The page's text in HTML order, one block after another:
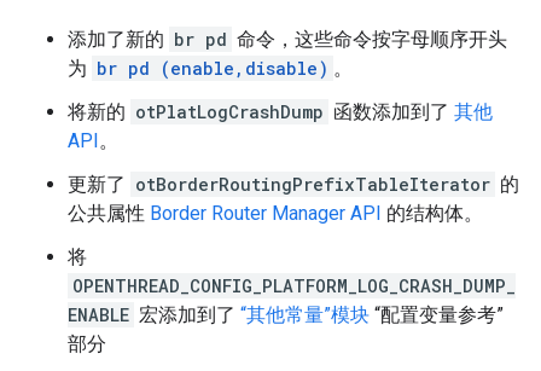
添加了新的 br pd 命令，这些命令按字母顺序开头
为 br pd (enable,disable) 。
将新的 otPlatLogCrashDump 函数添加到了 其他
API。
更新了 otBorderRoutingPrefixTableIterator 的
公共属性 Border Router Manager API 的结构体。
将
OPENTHREAD_CONFIG_PLATFORM_LOG_CRASH_DUMP_
ENABLE 宏添加到了 “其他常量”模块 “配置变量参考”
部分